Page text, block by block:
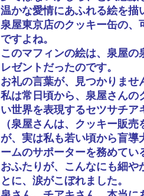
温かな愛情にあふれる絵を描
泉屋東京店のクッキー缶の、
ですよね。
このマフィンの絵は、泉屋
レゼントだったのです。
お礼の言葉が、見つかりませ
私は常日頃から、泉屋さんの
い世界を表現するセツサチア
（泉屋さんは、クッキー販
が、実は私も若い頃から盲
ームのサポーターを務めてい
おふたりが、こんなにも細
とに、涙がこぼれました。